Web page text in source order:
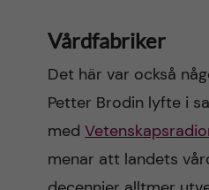
Vårdfabriker
Det här var också
Petter Brodin lyfte i
med
menar att landets